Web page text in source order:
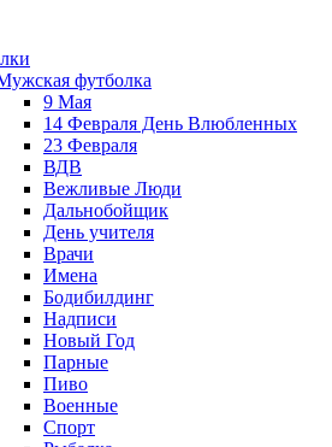
футболка
9 Мая
14 Февраля День Влюбленных
23 Февраля
ВДВ
Вежливые Люди
Дальнобойщик
День учителя
Врачи
Имена
Бодибилдинг
Надписи
Новый Год
Парные
Пиво
Военные
Спорт